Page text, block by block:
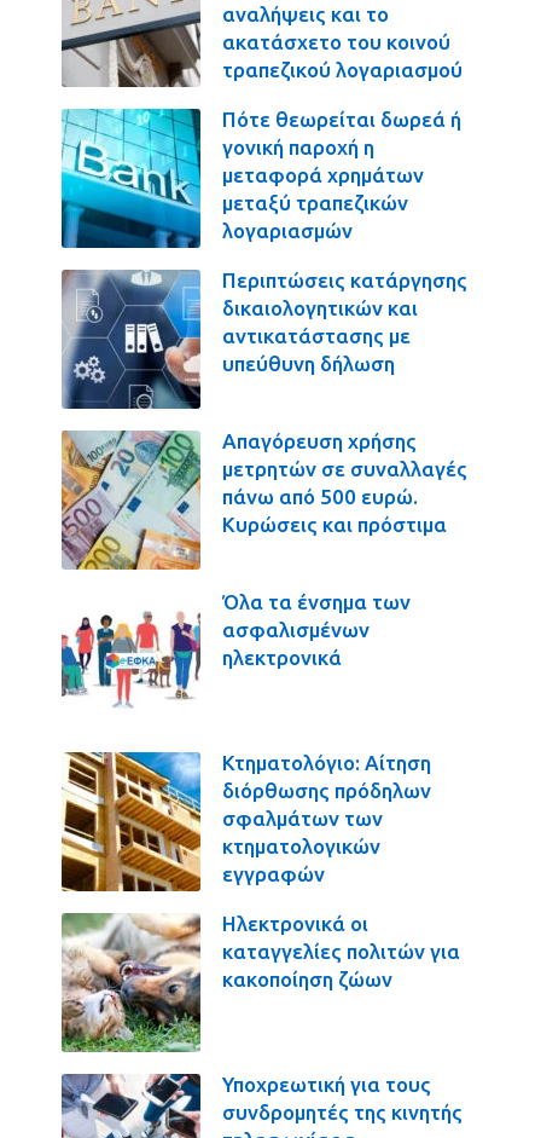
αναλήψεις και το
ακατάσχετο του κοινού
τραπεζικού λογαριασμού
Πότε θεωρείται δωρεά ή
γονική παροχή η
μεταφορά χρημάτων
μεταξύ τραπεζικών
λογαριασμών
Περιπτώσεις κατάργησης
δικαιολογητικών και
αντικατάστασης με
υπεύθυνη δήλωση
Απαγόρευση χρήσης
μετρητών σε συναλλαγές
πάνω από 500 ευρώ.
Κυρώσεις και πρόστιμα
Όλα τα ένσημα των
ασφαλισμένων
ηλεκτρονικά
Κτηματολόγιο: Αίτηση
διόρθωσης πρόδηλων
σφαλμάτων των
κτηματολογικών
εγγραφών
Ηλεκτρονικά οι
καταγγελίες πολιτών για
κακοποίηση ζώων
Υποχρεωτική για τους
συνδρομητές της κινητής